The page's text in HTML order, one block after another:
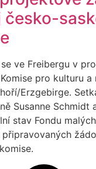
česko-
ve Freibergu v
pro kulturu a
Erzgebirge.
Susanne Schmidt
stav Fondu